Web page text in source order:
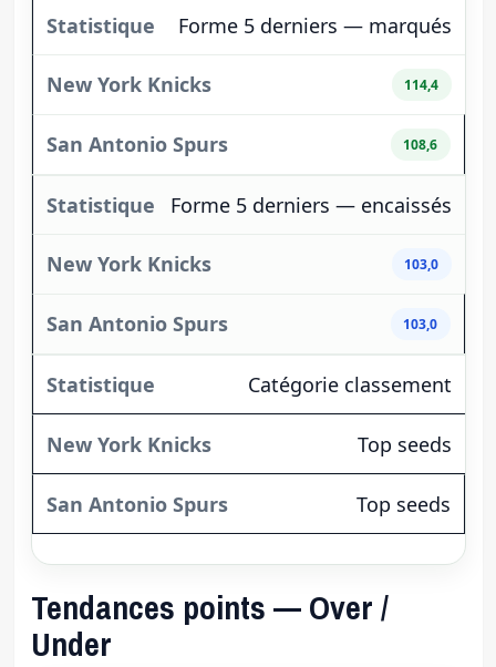
Forme 5 derniers — marqués
114,4
108,6
Forme 5 derniers — encaissés
103,0
103,0
Catégorie classement
Top seeds
Top seeds
Tendances points — Over /
Under